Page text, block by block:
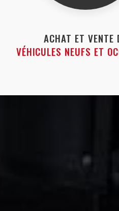
ACHAT ET VENTE
VÉHICULES NEUFS ET